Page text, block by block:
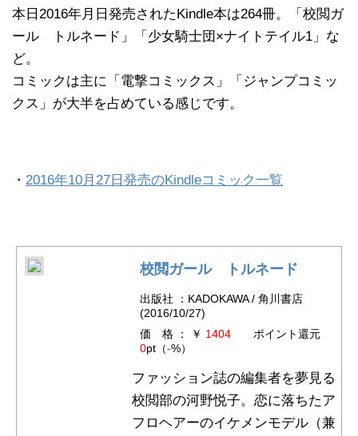
本日2016年月日発売されたKindle本は264冊。「校閲ガ
ール トルネード」「少女騎士団×ナイトテイル1」な
ど。
コミックは主に「電撃コミックス」「ジャンプコミッ
クス」が大半を占めている感じです。
・ 2016年10月27日発売のKindleコミック一覧
校閲ガール トルネード
出版社 ：KADOKAWA / 角川書店
(2016/10/27)
価 格 ： ￥ 1404ポイント還元
0pt（-%）
ファッション誌の編集者を夢見る
校閲部の河野悦子。恋に落ちたア
フロヘアーのイケメンモデル（兼